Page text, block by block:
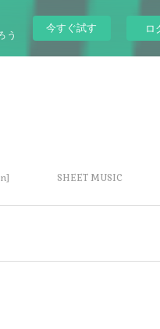
う
今すぐ試す ロ
SHEET MUSIC